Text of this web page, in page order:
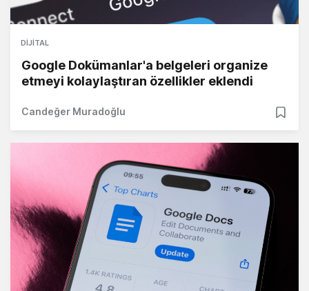
DIJITAL
Google Dokümanlar'a belgeleri organize
etmeyi kolaylaştıran özellikler eklendi
Candeğer Muradoğlu